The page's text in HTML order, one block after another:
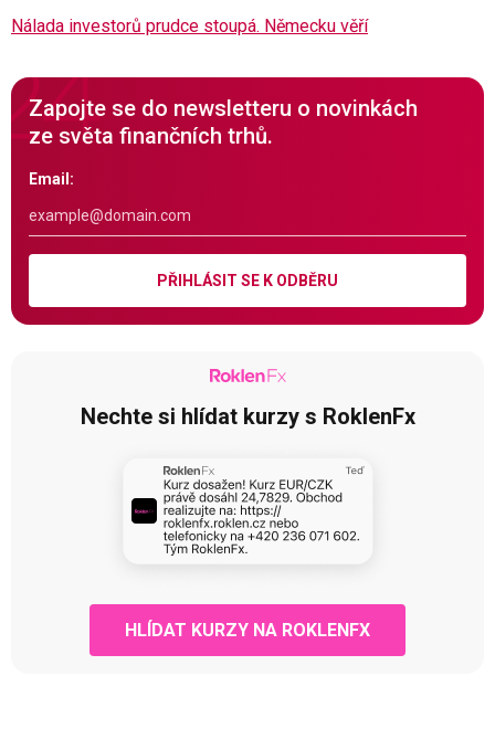
Nálada investorů prudce stoupá. Německu věří
Zapojte se do newsletteru o novinkách
ze světa finančních trhů.
Email:
PŘIHLÁSIT SE K ODBĚRU
Nechte si hlídat kurzy s RoklenFx
HLÍDAT KURZY NA ROKLENFX